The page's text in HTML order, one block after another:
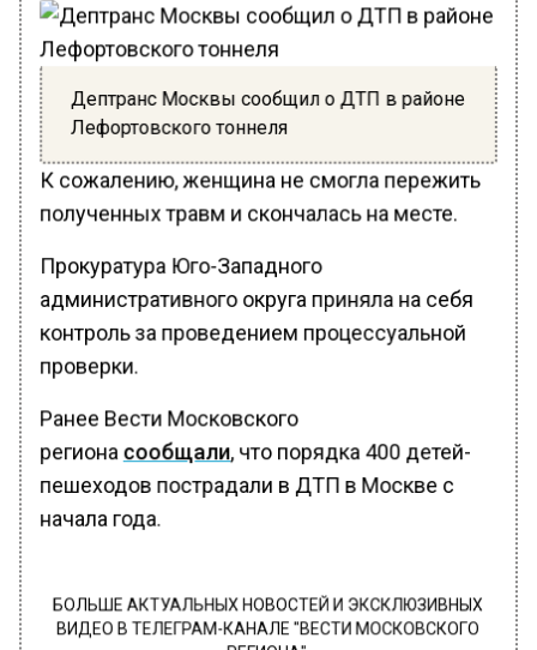
Дептранс Москвы сообщил о ДТП в районе
Лефортовского тоннеля
К сожалению, женщина не смогла пережить
полученных травм и скончалась на месте.
Прокуратура Юго-Западного
административного округа приняла на себя
контроль за проведением процессуальной
проверки.
Ранее Вести Московского
регионасообщали, что порядка 400 детей-
пешеходов пострадали в ДТП в Москве с
начала года.
БОЛЬШЕ АКТУАЛЬНЫХ НОВОСТЕЙ И ЭКСКЛЮЗИВНЫХ
ВИДЕО В ТЕЛЕГРАМ-КАНАЛЕ "ВЕСТИ МОСКОВСКОГО